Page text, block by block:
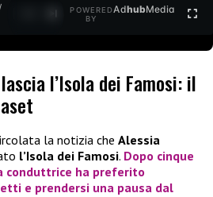
POWERED
BY
AdhubMedia
l’Isola dei Famosi: il
la notizia che Alessia
l’Isola dei Famosi. Dopo cinque
conduttrice ha preferito
e prendersi una pausa dal